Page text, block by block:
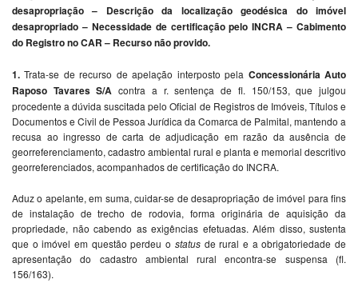
desapropriação – Descrição da localização geodésica do imóvel
desapropriado – Necessidade de certificação pelo INCRA – Cabimento
do Registro no CAR – Recurso não provido.
1.Trata-se de recurso de apelação interposto pela Concessionária Auto
Raposo Tavares S/Acontra a r. sentença de fl. 150/153, que julgou
procedente a dúvida suscitada pelo Oficial de Registros de Imóveis, Títulos e
Documentos e Civil de Pessoa Jurídica da Comarca de Palmital, mantendo a
recusa ao ingresso de carta de adjudicação em razão da ausência de
georreferenciamento, cadastro ambiental rural e planta e memorial descritivo
georreferenciados, acompanhados de certificação do INCRA.
Aduz o apelante, em suma, cuidar-se de desapropriação de imóvel para fins
de instalação de trecho de rodovia, forma originária de aquisição da
propriedade, não cabendo as exigências efetuadas. Além disso, sustenta
que o imóvel em questão perdeu o status de rural e a obrigatoriedade de
apresentação do cadastro ambiental rural encontra-se suspensa (fl.
156/163).